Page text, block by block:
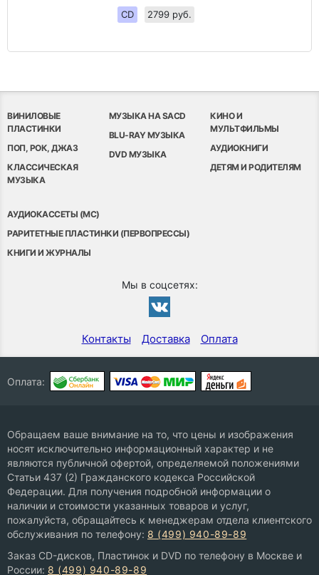
CD 2799 руб.
ВИНИЛОВЫЕ
ПЛАСТИНКИ
ПОП, РОК, ДЖАЗ
КЛАССИЧЕСКАЯ
МУЗЫКА
МУЗЫКА НА SACD
BLU-RAY МУЗЫКА
DVD МУЗЫКА
КИНО И
МУЛЬТФИЛЬМЫ
АУДИОКНИГИ
ДЕТЯМ И РОДИТЕЛЯМ
АУДИОКАССЕТЫ (MC)
РАРИТЕТНЫЕ ПЛАСТИНКИ (ПЕРВОПРЕССЫ)
КНИГИ И ЖУРНАЛЫ
Мы в соцсетях:
Контакты Доставка Оплата
Оплата:
Обращаем ваше внимание на то, что цены и изображения
носят исключительно информационный характер и не
являются публичной офертой, определяемой положениями
Статьи 437 (2) Гражданского кодекса Российской
Федерации. Для получения подробной информации о
наличии и стоимости указанных товаров и услуг,
пожалуйста, обращайтесь к менеджерам отдела клиентского
обслуживания по телефону: 8 (499) 940-89-89
Заказ CD-дисков, Пластинок и DVD по телефону в Москве и
России: 8 (499) 940-89-89